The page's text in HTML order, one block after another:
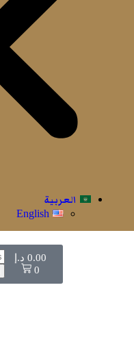
العربية
English
0.00 د.إ
0